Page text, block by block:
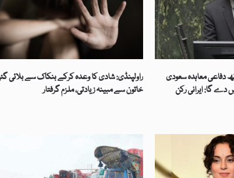
راولپنڈی: شادی کا وعدہ کرکے بنکاک سے بلائی
خاتون سے مبینہ زیادتی، ملزم گرفتار
دفاعی معاہدہ سعودی
گا: ایرانی رکن